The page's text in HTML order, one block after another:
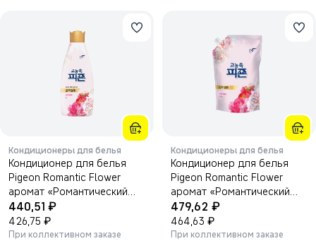
Кондиционеры для белья
Кондиционер для белья
Pigeon Romantic Flower
аромат «Романтический
цветок» 1000 мл.
440,51 ₽
426,75 ₽
При коллективном заказе
Кондиционеры для белья
Кондиционер для белья
Pigeon Romantic Flower
аромат «Романтический
цветок» 1600 мл.
479,62 ₽
464,63 ₽
При коллективном заказе